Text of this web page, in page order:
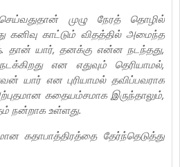
முழு நேரத் தொழில்
கனிவு காட்டும் விதத்தில் அமைந்த
தான் யார், தனக்கு என்ன நடந்தது,
என எதுவும் தெரியாமல்,
என புரியாமல் தவிப்பவராக
கதையம்சமாக இருந்தாலும்,
நன்றாக உள்ளது.
கதாபாத்திரத்தை தேர்ந்தெடுத்து